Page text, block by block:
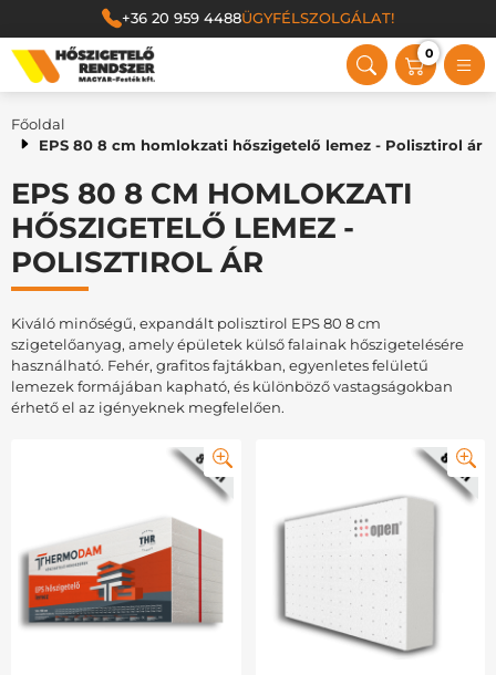
+36 20 959 4488ÜGYFÉLSZOLGÁLAT!
Magyar Festék Kft.
0
Főoldal
EPS 80 8 cm homlokzati hőszigetelő lemez - Polisztirol ár
EPS 80 8 CM HOMLOKZATI
HŐSZIGETELŐ LEMEZ -
POLISZTIROL ÁR
Kiváló minőségű, expandált polisztirol EPS 80 8 cm
szigetelőanyag, amely épületek külső falainak hőszigetelésére
használható. Fehér, grafitos fajtákban, egyenletes felületű
lemezek formájában kapható, és különböző vastagságokban
érhető el az igényeknek megfelelően.